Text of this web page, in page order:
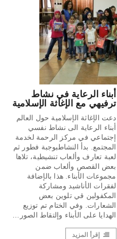
أبناء الرعاية في نشاط
ترفيهي مع الإغاثة الإسلامية
دعت الإغاثة الإسلامية حول العالم
أبناء الرعاية الى نشاط نفسي
إجتماعي في مركز الرحمة لخدمة
المجتمع. بدأ النشاطبوجبة فطور ثم
لعبة تعارف وألعاب تنشيطية، تلاها
بعض القصص وألعاب ضمن
مجموعات الأبناء. هذا بالإضافة
لفقرات الأناشيد ومشاركة
المكفولين قي تلوين بعض
الشعارات. وفي الختام تم توزيع
الهدايا على الأبناء وإلتقاط الصور…
إقرأ المزيد